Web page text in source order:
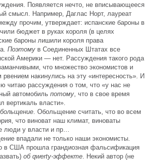
Появляется нечто, не вписывающееся
смысл. Например, Даглас Норт, лауреат
прочим, утверждает: испанские бароны в
бюджет в руках короля (в целях
бароны лишили короля права
Поэтому в Соединенных Штатах все
Америки — нет. Рассуждения такого рода
что множество экономистов и
накинулись на эту «интересность». И
читаю рассуждения о том, что «у нас не
автомобиль потому, что в свое время
вертикаль власти».
. Обольщение считать, что во всем
что виноват наш климат, виноваты
люди у власти и пр…
впадали не только наши экономисты.
в США прошла грандиозная фальсификация
об qwerty-эффекте. Некий автор (не